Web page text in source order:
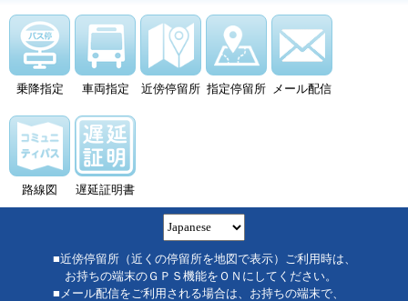
乗降指定 車両指定 近傍停留所 指定停留所 メール配信
路線図 遅延証明書
■近傍停留所（近くの停留所を地図で表示）ご利用時は、
お持ちの端末のＧＰＳ機能をＯＮにしてください。
■メール配信をご利用される場合は、お持ちの端末で、